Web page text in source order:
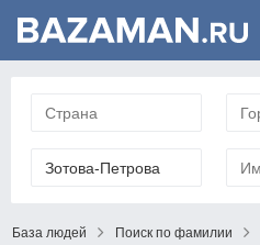
База людей Поиск по фамилии